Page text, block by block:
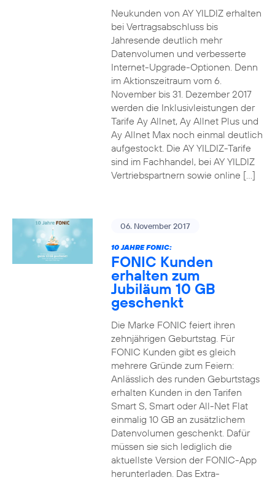
Neukunden von AY YILDIZ erhalten
bei Vertragsabschluss bis
Jahresende deutlich mehr
Datenvolumen und verbesserte
Internet-Upgrade-Optionen. Denn
im Aktionszeitraum vom 6.
November bis 31. Dezember 2017
werden die Inklusivleistungen der
Tarife Ay Allnet, Ay Allnet Plus und
Ay Allnet Max noch einmal deutlich
aufgestockt. Die AY YILDIZ-Tarife
sind im Fachhandel, bei AY YILDIZ
Vertriebspartnern sowie online […]
06. November 2017
10 JAHRE FONIC:
FONIC Kunden
erhalten zum
Jubiläum 10 GB
geschenkt
Die Marke FONIC feiert ihren
zehnjährigen Geburtstag. Für
FONIC Kunden gibt es gleich
mehrere Gründe zum Feiern:
Anlässlich des runden Geburtstags
erhalten Kunden in den Tarifen
Smart S, Smart oder All-Net Flat
einmalig 10 GB an zusätzlichem
Datenvolumen geschenkt. Dafür
müssen sie sich lediglich die
aktuellste Version der FONIC-App
herunterladen. Das Extra-